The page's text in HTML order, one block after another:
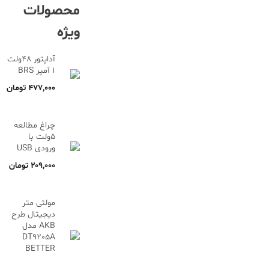
محصولات
ویژه
آداپتور 48ولت
1 آمپر BRS
۴۷۷,۰۰۰ تومان
چراغ مطالعه
5ولت با
ورودی USB
۲۰۹,۰۰۰ تومان
مولتی متر
دیجیتال طرح
AKB مدل
DT9205A
BETTER